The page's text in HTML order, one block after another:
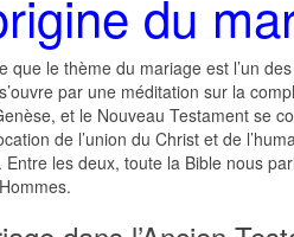
du
que le thème du mariage est l’un
par une méditation sur la
et le Nouveau Testament se
de l’union du Christ et de
Entre les deux, toute la Bible nous